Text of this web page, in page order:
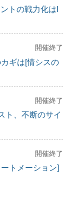
トの戦力化はI
開催終了
ギは[情シスの
開催終了
ト、不断のサイ
開催終了
トメーション]